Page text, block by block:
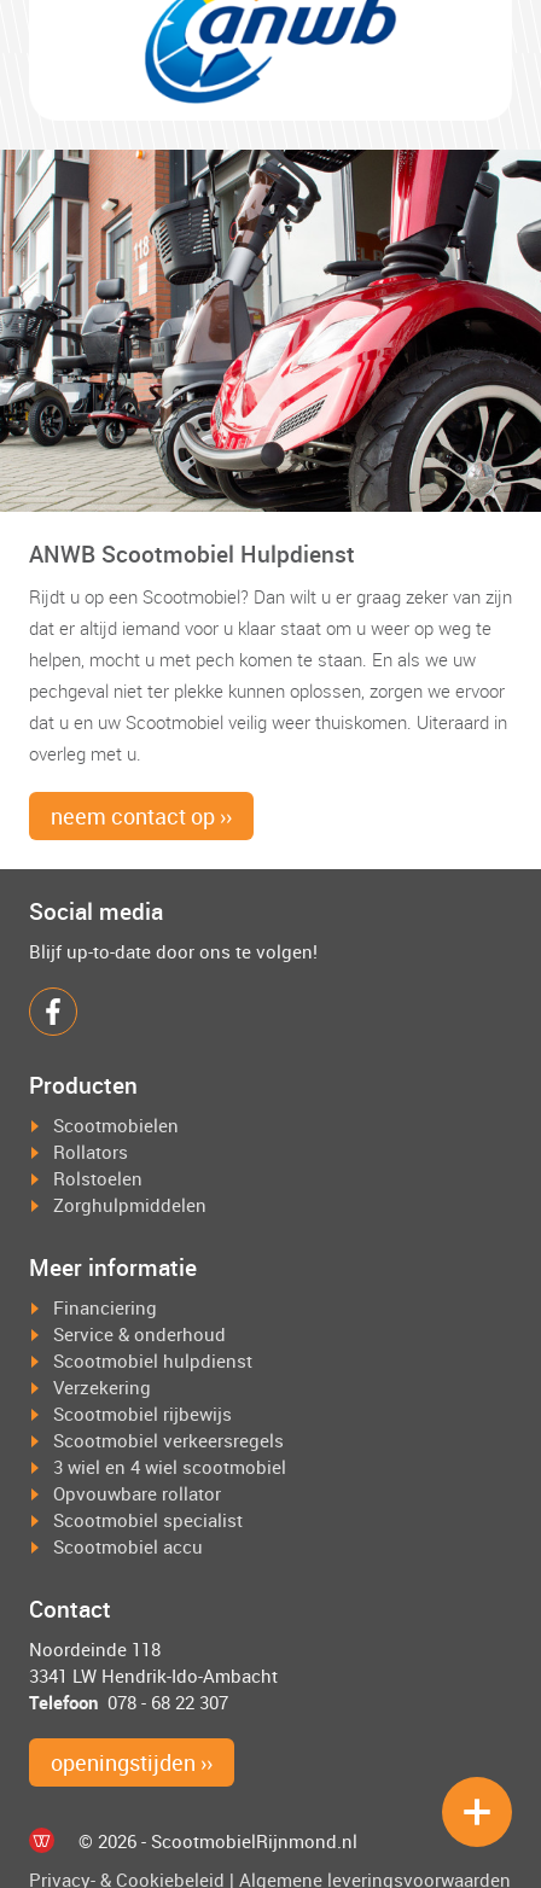
ANWB Scootmobiel Hulpdienst
Rijdt u op een Scootmobiel? Dan wilt u er graag zeker van zijn
dat er altijd iemand voor u klaar staat om u weer op weg te
helpen, mocht u met pech komen te staan. En als we uw
pechgeval niet ter plekke kunnen oplossen, zorgen we ervoor
dat u en uw Scootmobiel veilig weer thuiskomen. Uiteraard in
overleg met u.
neem contact op ››
Social media
Blijf up-to-date door ons te volgen!
Producten
Scootmobielen
Rollators
Rolstoelen
Zorghulpmiddelen
Meer informatie
Financiering
Service & onderhoud
Scootmobiel hulpdienst
Verzekering
Scootmobiel rijbewijs
Scootmobiel verkeersregels
3 wiel en 4 wiel scootmobiel
Opvouwbare rollator
Scootmobiel specialist
Scootmobiel accu
Contact
Noordeinde 118
3341 LW Hendrik-Ido-Ambacht
Telefoon 078 - 68 22 307
openingstijden ››
© 2026 - ScootmobielRijnmond.nl
Privacy- & Cookiebeleid | Algemene leveringsvoorwaarden